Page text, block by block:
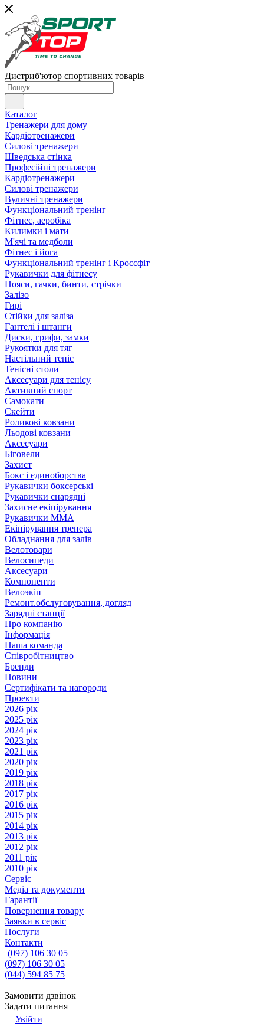
Дистриб'ютор спортивних товарів
Каталог
Тренажери для дому
Кардіотренажери
Силові тренажери
Шведська стінка
Професійні тренажери
Кардіотренажери
Силові тренажери
Вуличні тренажери
Функціональний тренінг
Фітнес, аеробіка
Килимки і мати
М'ячі та медболи
Фітнес і йога
Функціональний тренінг і Кроссфіт
Рукавички для фітнесу
Пояси, гачки, бинти, стрічки
Залізо
Гирі
Стійки для заліза
Гантелі і штанги
Диски, грифи, замки
Рукоятки для тяг
Настільний теніс
Тенісні столи
Аксесуари для тенісу
Активний спорт
Самокати
Скейти
Роликові ковзани
Льодові ковзани
Аксесуари
Біговели
Захист
Бокс і єдиноборства
Рукавички боксерські
Рукавички снарядні
Захисне екіпірування
Рукавички ММА
Екіпірування тренера
Обладнання для залів
Велотовари
Велосипеди
Аксесуари
Компоненти
Велоэкіп
Ремонт.обслуговування, догляд
Зарядні станції
Про компанію
Інформація
Наша команда
Співробітництво
Бренди
Новини
Сертифікати та нагороди
Проекти
2026 рік
2025 рік
2024 рік
2023 рік
2021 рік
2020 рік
2019 рік
2018 рік
2017 рік
2016 рік
2015 рік
2014 рік
2013 рік
2012 рік
2011 рік
2010 рік
Сервіс
Медіа та документи
Гарантії
Повернення товару
Заявки в сервіс
Послуги
Контакти
(097) 106 30 05
(097) 106 30 05
(044) 594 85 75
Замовити дзвінок
Задати питання
Увійти